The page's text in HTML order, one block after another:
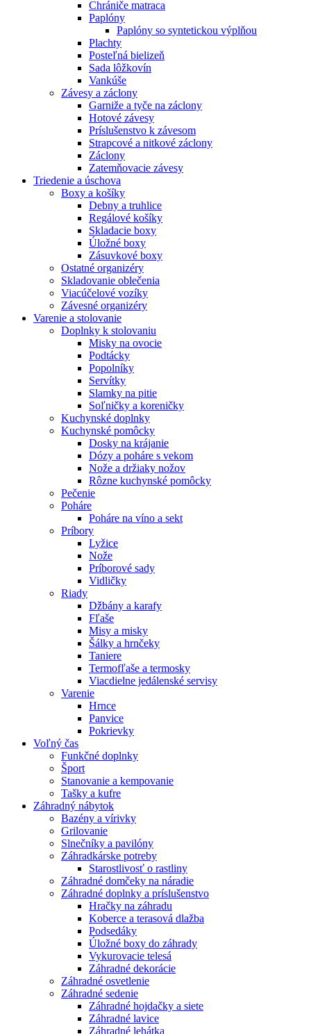
Chrániče matraca
Paplóny
Paplóny so syntetickou výplňou
Plachty
Posteľná bielizeň
Sada lôžkovín
Vankúše
Závesy a záclony
Garniže a tyče na záclony
Hotové závesy
Príslušenstvo k závesom
Strapcové a nitkové záclony
Záclony
Zatemňovacie závesy
Triedenie a úschova
Boxy a košíky
Debny a truhlice
Regálové košíky
Skladacie boxy
Úložné boxy
Zásuvkové boxy
Ostatné organizéry
Skladovanie oblečenia
Viacúčelové vozíky
Závesné organizéry
Varenie a stolovanie
Doplnky k stolovaniu
Misky na ovocie
Podtácky
Popolníky
Servítky
Slamky na pitie
Soľničky a koreničky
Kuchynské doplnky
Kuchynské pomôcky
Dosky na krájanie
Dózy a poháre s vekom
Nože a držiaky nožov
Rôzne kuchynské pomôcky
Pečenie
Poháre
Poháre na víno a sekt
Príbory
Lyžice
Nože
Príborové sady
Vidličky
Riady
Džbány a karafy
Fľaše
Misy a misky
Šálky a hrnčeky
Taniere
Termofľaše a termosky
Viacdielne jedálenské servisy
Varenie
Hrnce
Panvice
Pokrievky
Voľný čas
Funkčné doplnky
Šport
Stanovanie a kempovanie
Tašky a kufre
Záhradný nábytok
Bazény a vírivky
Grilovanie
Slnečníky a pavilóny
Záhradkárske potreby
Starostlivosť o rastliny
Záhradné domčeky na náradie
Záhradné doplnky a príslušenstvo
Hračky na záhradu
Koberce a terasová dlažba
Podsedáky
Úložné boxy do záhrady
Vykurovacie telesá
Záhradné dekorácie
Záhradné osvetlenie
Záhradné sedenie
Záhradné hojdačky a siete
Záhradné lavice
Záhradné lehátka